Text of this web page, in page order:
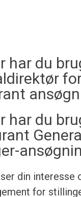
har du
har du
din interesse
for